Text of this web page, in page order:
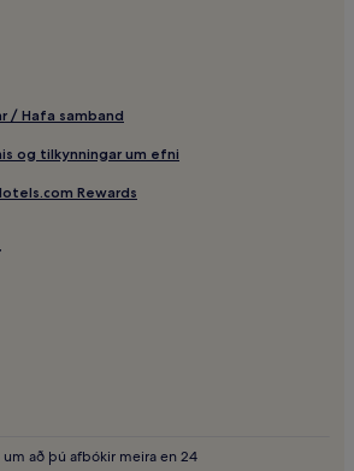
hótel í nágrenninu
– Norðausturland
/ Hafa samband
og tilkynningar um efni
Rewards
að þú afbókir meira en 24